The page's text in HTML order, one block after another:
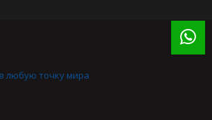
любую точку мира